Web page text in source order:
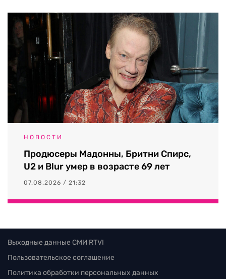
НОВОСТИ
Продюсеры Мадонны, Бритни Спирс,
U2 и Blur умер в возрасте 69 лет
07.08.2026 / 21:32
Выходные данные СМИ RTVI
Пользовательское соглашение
Политика обработки персональных данных